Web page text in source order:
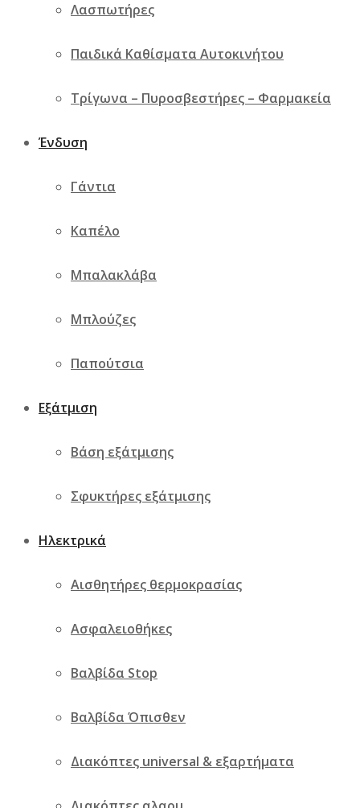
Λασπωτήρες
Παιδικά Καθίσματα Αυτοκινήτου
Τρίγωνα – Πυροσβεστήρες – Φαρμακεία
Ένδυση
Γάντια
Καπέλο
Μπαλακλάβα
Μπλούζες
Παπούτσια
Εξάτμιση
Βάση εξάτμισης
Σφυκτήρες εξάτμισης
Ηλεκτρικά
Αισθητήρες θερμοκρασίας
Ασφαλειοθήκες
Βαλβίδα Stop
Βαλβίδα Όπισθεν
Διακόπτες universal & εξαρτήματα